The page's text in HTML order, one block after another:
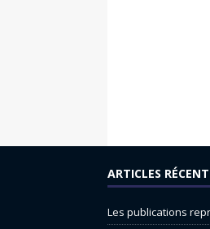
ARTICLES
Les publications